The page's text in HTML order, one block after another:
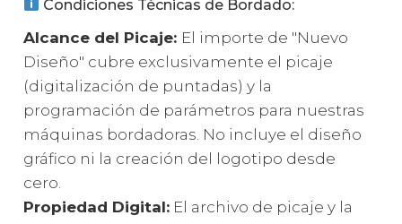
Condiciones Técnicas de Bordado:
Alcance del Picaje: El importe de "Nuevo
Diseño" cubre exclusivamente el picaje
(digitalización de puntadas) y la
programación de parámetros para nuestras
máquinas bordadoras. No incluye el diseño
gráfico ni la creación del logotipo desde
cero.
Propiedad Digital:El archivo de picaje y la